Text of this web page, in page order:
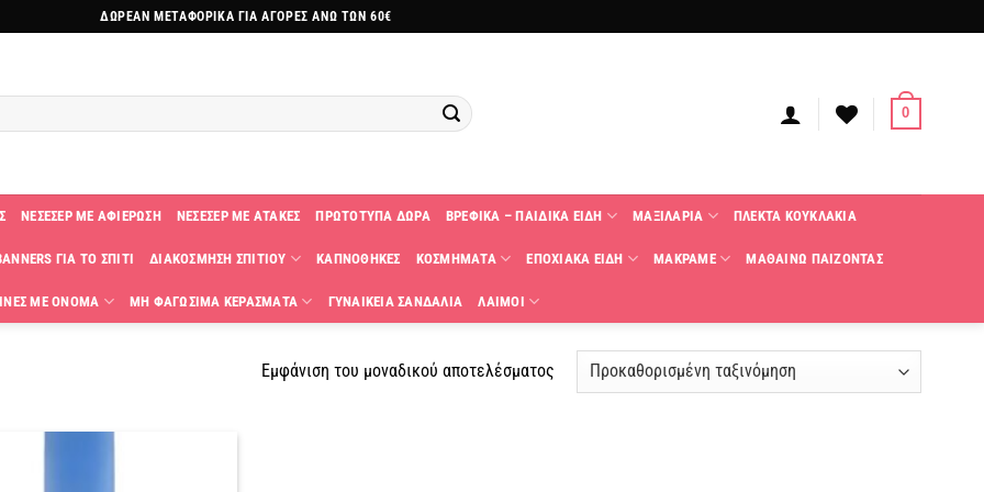
ΔΩΡΕΑΝ ΜΕΤΑΦΟΡΙΚΑ ΓΙΑ ΑΓΟΡΕΣ ΑΝΩ ΤΩΝ 60€
0
ΝΕΣΕΣΕΡ ΜΕ ΑΦΙΕΡΩΣΗ ΝΕΣΕΣΕΡ ΜΕ ΑΤΑΚΕΣ ΠΡΩΤΟΤΥΠΑ ΔΩΡΑ ΒΡΕΦΙΚΑ – ΠΑΙΔΙΚΑ ΕΙΔΗ ΜΑΞΙΛΑΡΙΑ ΠΛΕΚΤΑ KΟΥΚΛΑΚΙΑ
ΓΙΑ ΤΟ ΣΠΙΤΙ ΔΙΑΚΟΣΜΗΣΗ ΣΠΙΤΙΟΥ ΚΑΠΝΟΘΗΚΕΣ ΚΟΣΜΗΜΑΤΑ ΕΠΟΧΙΑΚΑ ΕΙΔΗ ΜΑΚΡΑΜΕ ΜΑΘΑΙΝΩ ΠΑΙΖΟΝΤΑΣ
ΜΕ ΟΝΟΜΑ ΜΗ ΦΑΓΩΣΙΜΑ ΚΕΡΑΣΜΑΤΑ ΓΥΝΑΙΚΕΙΑ ΣΑΝΔΑΛΙΑ ΛΑΙΜΟΙ
Εμφάνιση του μοναδικού αποτελέσματος